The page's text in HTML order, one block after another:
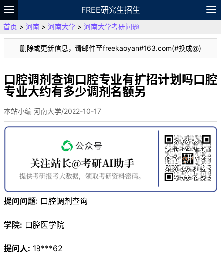
FREE研究生招生
题库
故事 专题 APP 笔记
VIP
资料
首页 > 河南 > 河南大学 > 河南大学考研问题
删除或更新信息，请邮件至freekaoyan#163.com(#换成@)
口腔调剂查询口腔专业有扩招计划吗口腔
专业大约有多少调剂名额另
本站小编 河南大学/2022-10-17
提问问题: 口腔调剂查询
学院: 口腔医学院
提问人: 18***62